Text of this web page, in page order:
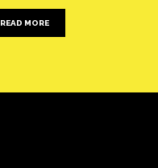
READ MORE